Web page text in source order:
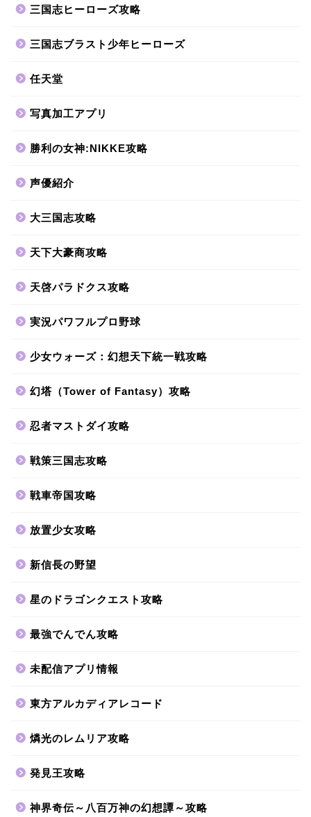
三国志ヒーローズ攻略
三国志ブラスト少年ヒーローズ
任天堂
写真加工アプリ
勝利の女神:NIKKE攻略
声優紹介
大三国志攻略
天下大豪商攻略
天啓パラドクス攻略
実況パワフルプロ野球
少女ウォーズ：幻想天下統一戦攻略
幻塔（Tower of Fantasy）攻略
忍者マストダイ攻略
戦策三国志攻略
戦車帝国攻略
放置少女攻略
新信長の野望
星のドラゴンクエスト攻略
最強でんでん攻略
未配信アプリ情報
東方アルカディアレコード
燐光のレムリア攻略
発見王攻略
神界奇伝～八百万神の幻想譚～攻略